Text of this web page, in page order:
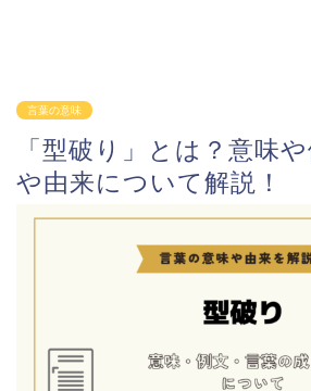
言葉の意味
「型破り」とは？意味
や由来について解説！